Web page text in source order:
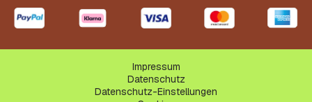
Impressum
Datenschutz
Datenschutz-Einstellungen